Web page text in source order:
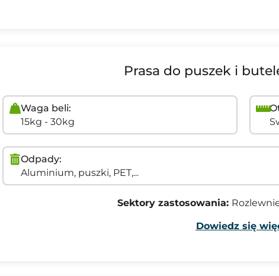
Prasa do puszek i
Waga beli:
15kg - 30kg
Odpady:
Aluminium, puszki, PET,...
Sektory zastosowania:
Dowiedz się